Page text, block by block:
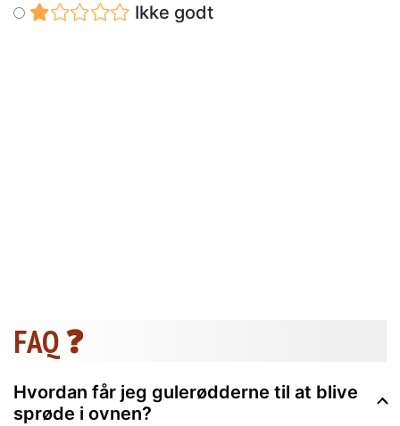
Ikke godt
FAQ ❓
Hvordan får jeg gulerødderne til at blive
sprøde i ovnen?